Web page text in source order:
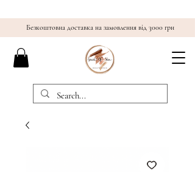
Безкоштовна доставка на замовлення від 3000 грн